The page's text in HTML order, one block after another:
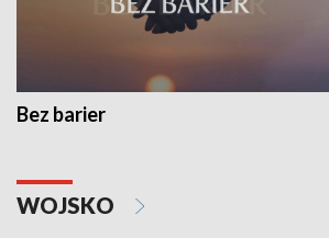
Bez barier
WOJSKO